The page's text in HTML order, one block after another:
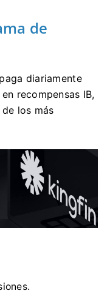
de
diariamente
recompensas IB,
los más